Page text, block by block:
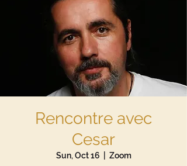
Rencontre avec
Cesar
Sun, Oct 16 Zoom